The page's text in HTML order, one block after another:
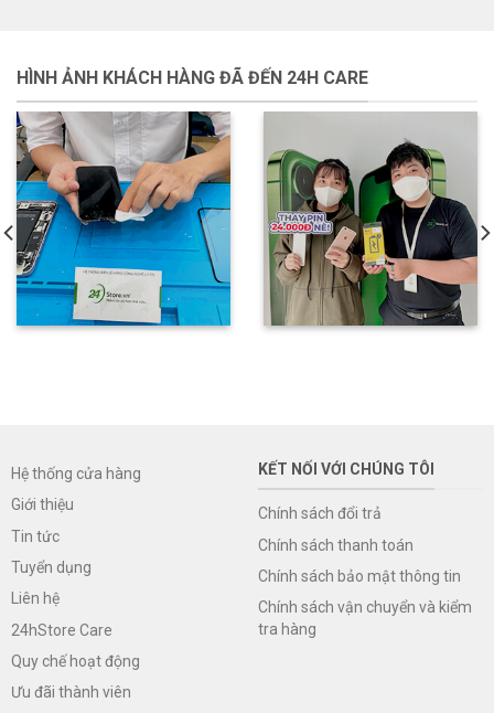
HÌNH ẢNH KHÁCH HÀNG ĐÃ ĐẾN 24H CARE
Hệ thống cửa hàng
Giới thiệu
Tin tức
Tuyển dụng
Liên hệ
24hStore Care
Quy chế hoạt động
Ưu đãi thành viên
KẾT NỐI VỚI CHÚNG TÔI
Chính sách đổi trả
Chính sách thanh toán
Chính sách bảo mật thông tin
Chính sách vận chuyển và kiểm
tra hàng